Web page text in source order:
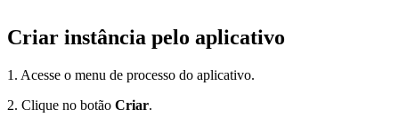
Criar instância pelo aplicativo
1. Acesse o menu de processo do aplicativo.
2. Clique no botão Criar.